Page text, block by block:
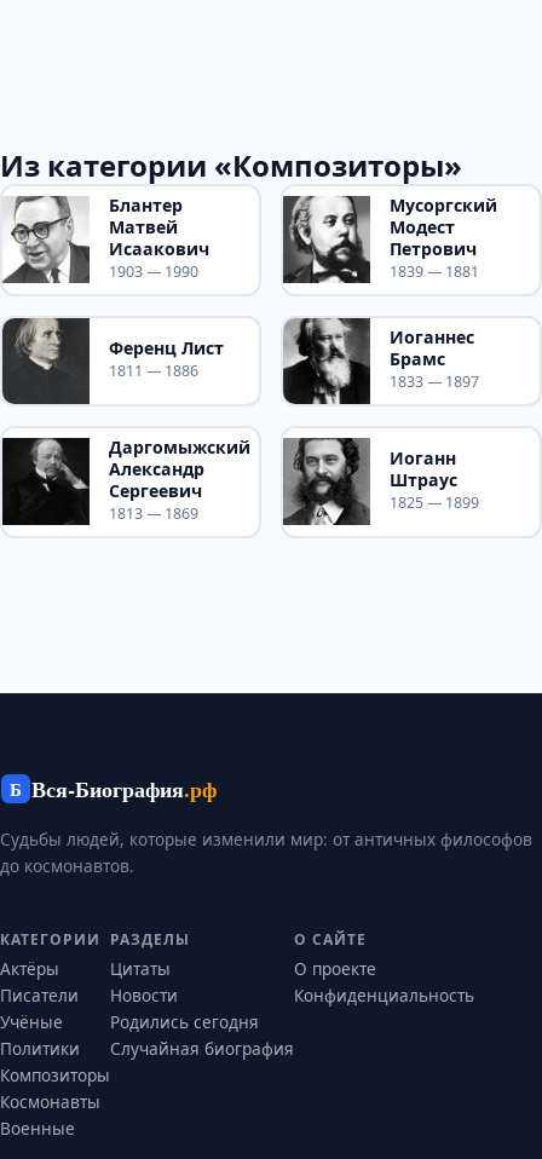
Из категории «Композиторы»
Блантер
Матвей
Исаакович
1903 — 1990
Мусоргский
Модест
Петрович
1839 — 1881
Ференц Лист
1811 — 1886
Иоганнес
Брамс
1833 — 1897
Даргомыжский
Александр
Сергеевич
1813 — 1869
Иоганн
Штраус
1825 — 1899
Б Вся-Биография.рф
Судьбы людей, которые изменили мир: от античных философов
до космонавтов.
КАТЕГОРИИ
Актёры
Писатели
Учёные
Политики
Композиторы
Космонавты
Военные
РАЗДЕЛЫ
Цитаты
Новости
Родились сегодня
Случайная биография
О САЙТЕ
О проекте
Конфиденциальность